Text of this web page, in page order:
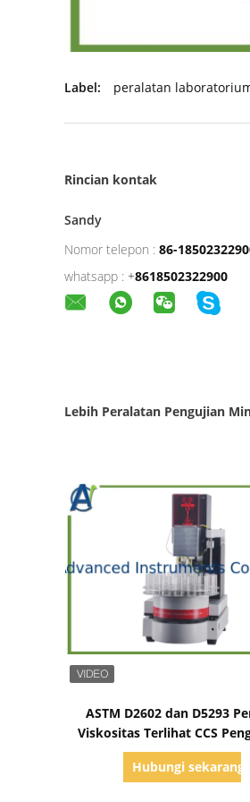
Label: peralatan
Rincian kontak
Sandy
Nomor telepon : 86-
whatsapp : +8618502322900
Lebih Peralatan Pengujian
ASTM D2602 dan D5293
Viskositas Terlihat CCS
Sampel Otomatis 1500 ~
Hubungi sekarang